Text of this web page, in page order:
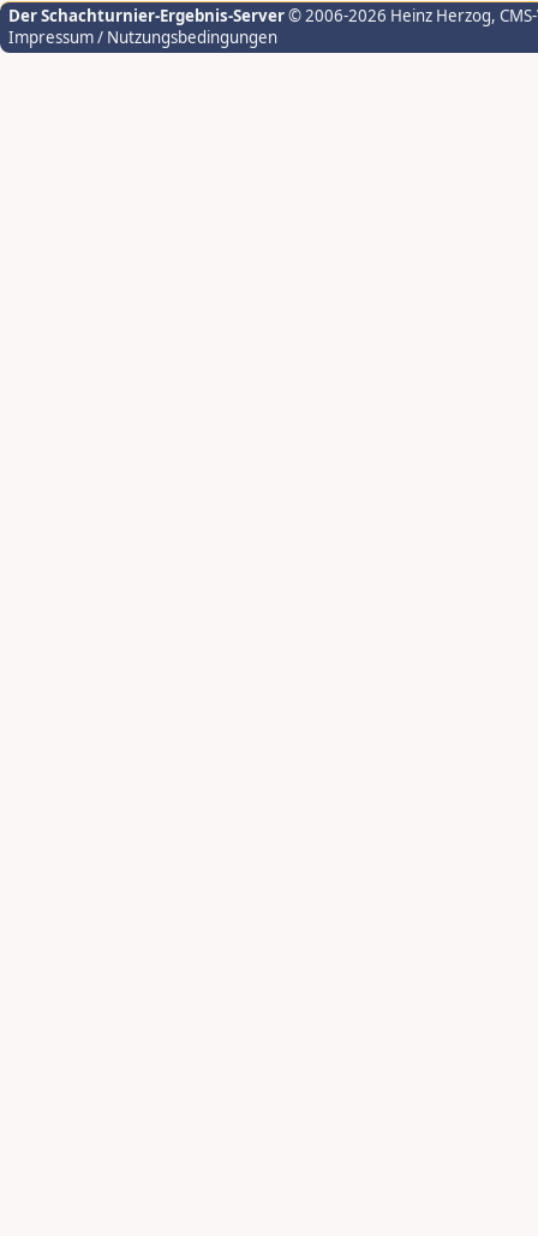
Der Schachturnier-Ergebnis-Server© 2006-2026 Heinz Herzog,
Impressum / Nutzungsbedingungen